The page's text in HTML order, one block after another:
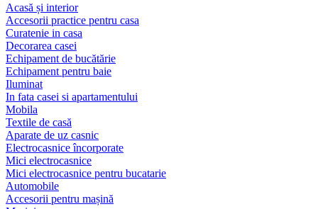
Acasă și interior
Accesorii practice pentru casa
Curatenie in casa
Decorarea casei
Echipament de bucătărie
Echipament pentru baie
Iluminat
In fata casei si apartamentului
Mobila
Textile de casă
Aparate de uz casnic
Electrocasnice încorporate
Mici electrocasnice
Mici electrocasnice pentru bucatarie
Automobile
Accesorii pentru mașină